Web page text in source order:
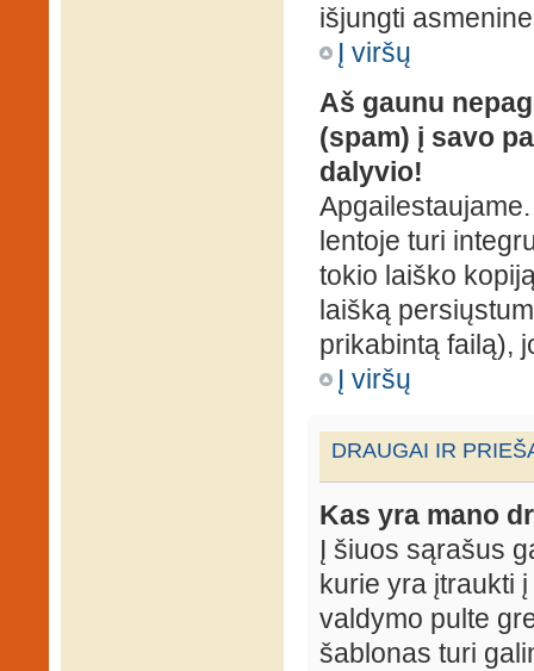
išjungti
Į viršų
Aš gaunu
(spam) į savo
dalyvio!
lentoje turi
tokio laiško
laišką
prikabintą failą),
Į viršų
DRAUGAI IR
Kas yra mano
Į šiuos sąrašus
kurie yra įtraukti
valdymo pulte
šablonas turi